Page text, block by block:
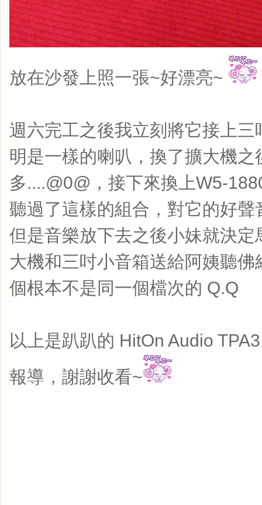
放在沙發上照一張~好漂亮~
週六完工之後我立刻將它接上
明是一樣的喇叭，換了擴大機之
多....@0@，接下來換上W5-
聽過了這樣的組合，對它的好
但是音樂放下去之後小妹就決
大機和三吋小音箱送給阿姨聽
個根本不是同一個檔次的 Q.Q
以上是趴趴的 HitOn Audio
報導，謝謝收看~